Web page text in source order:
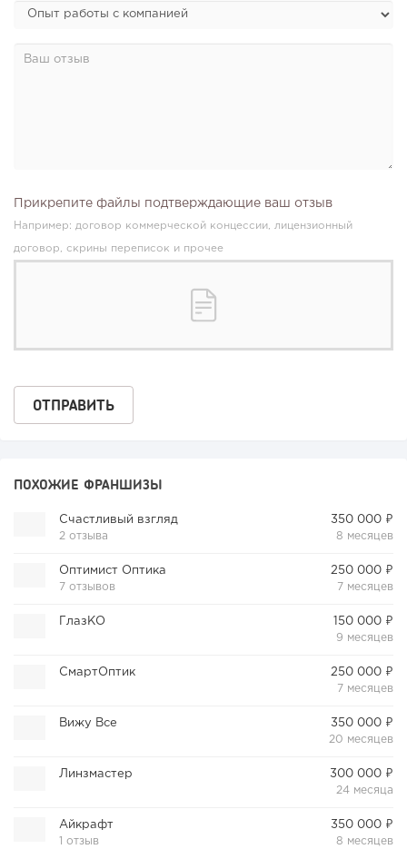
Прикрепите файлы подтверждающие ваш отзыв
Например: договор коммерческой концессии, лицензионный
договор, скрины переписок и прочее
ПОХОЖИЕ ФРАНШИЗЫ
Счастливый взгляд
2 отзыва
350 000 ₽
8 месяцев
Оптимист Оптика
7 отзывов
250 000 ₽
7 месяцев
ГлазКО
150 000 ₽
9 месяцев
СмартОптик
250 000 ₽
7 месяцев
Вижу Все
350 000 ₽
20 месяцев
Линзмастер
300 000 ₽
24 месяца
Айкрафт
1 отзыв
350 000 ₽
8 месяцев